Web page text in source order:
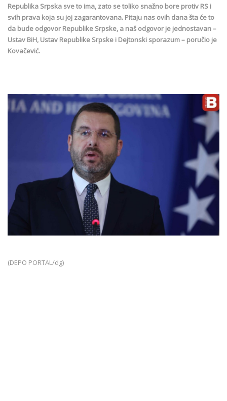
Republika Srpska sve to ima, zato se toliko snažno bore protiv RS i
svih prava koja su joj zagarantovana. Pitaju nas ovih dana šta će to
da bude odgovor Republike Srpske, a naš odgovor je jednostavan –
Ustav BiH, Ustav Republike Srpske i Dejtonski sporazum – poručio je
Kovačević.
(DEPO PORTAL/dg)